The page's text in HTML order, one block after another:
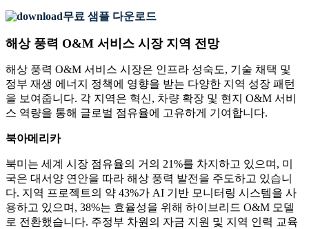
무료 샘플 다운로드
해상 풍력 O&M 서비스 시장 지역 전망
해상 풍력 O&M 서비스 시장은 인프라 성숙도, 기술 채택 및
정부 재생 에너지 정책에 영향을 받는 다양한 지역 성장 패턴
을 보여줍니다. 각 지역은 혁신, 차량 확장 및 현지 O&M 서비
스 역량을 통해 글로벌 점유율에 고유하게 기여합니다.
북아메리카
북미는 세계 시장 점유율의 거의 21%를 차지하고 있으며, 미
국은 대서양 연안을 따라 해상 풍력 발전을 주도하고 있습니
다. 지역 프로젝트의 약 43%가 AI 기반 모니터링 시스템을 사
용하고 있으며, 38%는 효율성을 위해 하이브리드 O&M 모델
로 전환했습니다. 주정부 차원의 자금 지원 및 지역 인력 교육